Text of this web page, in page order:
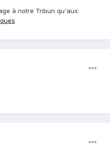
à notre Tribun qu'aux: